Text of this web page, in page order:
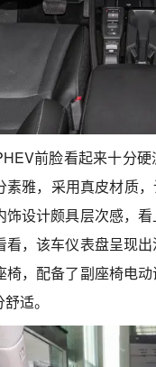
前脸看起来十分
雅，采用真皮材质
设计颇具层次感，
，该车仪表盘呈现
，配备了副座椅电
适。